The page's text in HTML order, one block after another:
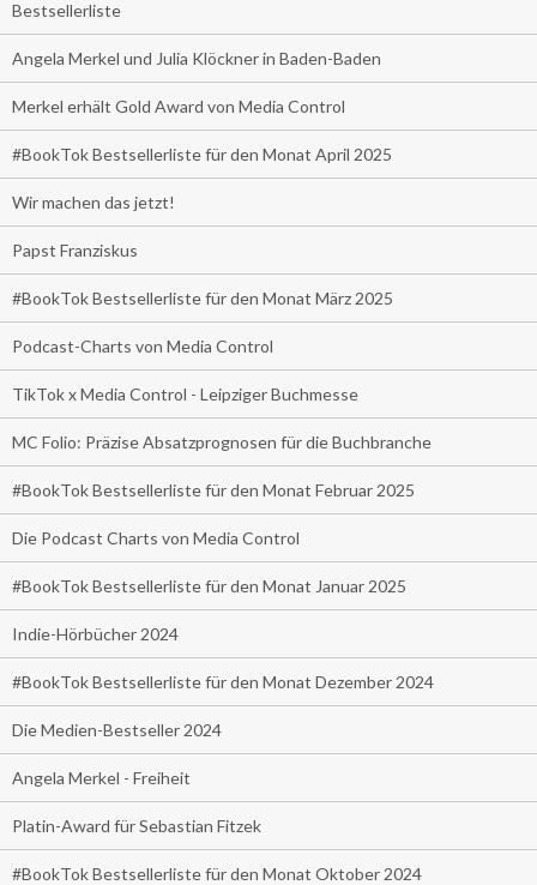
Bestsellerliste
Angela Merkel und Julia Klöckner in Baden-Baden
Merkel erhält Gold Award von Media Control
#BookTok Bestsellerliste für den Monat April 2025
Wir machen das jetzt!
Papst Franziskus
#BookTok Bestsellerliste für den Monat März 2025
Podcast-Charts von Media Control
TikTok x Media Control - Leipziger Buchmesse
MC Folio: Präzise Absatzprognosen für die Buchbranche
#BookTok Bestsellerliste für den Monat Februar 2025
Die Podcast Charts von Media Control
#BookTok Bestsellerliste für den Monat Januar 2025
Indie-Hörbücher 2024
#BookTok Bestsellerliste für den Monat Dezember 2024
Die Medien-Bestseller 2024
Angela Merkel - Freiheit
Platin-Award für Sebastian Fitzek
#BookTok Bestsellerliste für den Monat Oktober 2024